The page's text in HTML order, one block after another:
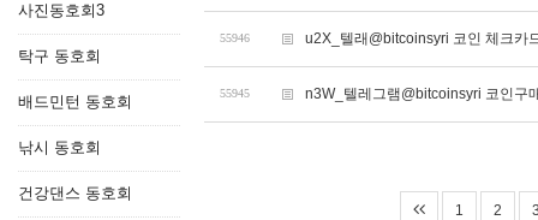
사진동호회3
탁구 동호회
배드민턴 동호회
낚시 동호회
건강댄스 동호회
55946 u2X_텔래@bitcoinsyri 코인 체크카
55945 n3W_텔레그램@bitcoinsyri 코인구
1 2